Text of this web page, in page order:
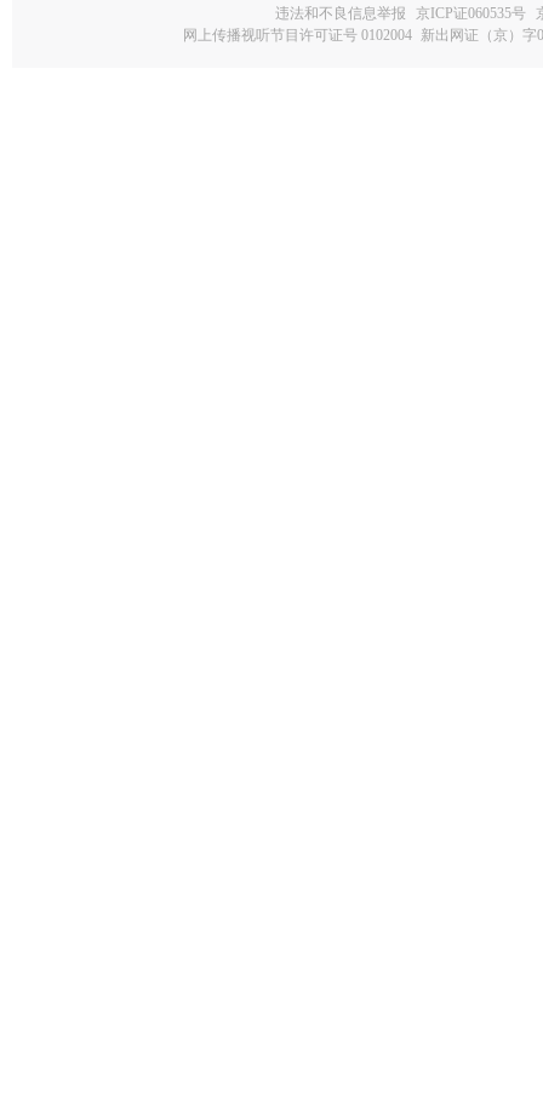
违法和不良信息举报 京ICP证060535号
网上传播视听节目许可证号 0102004 新出网证（京）